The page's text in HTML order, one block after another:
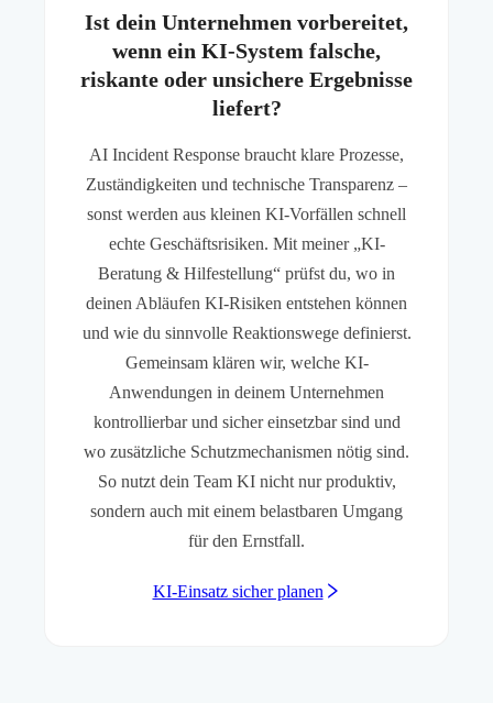
Ist dein Unternehmen vorbereitet,
wenn ein KI-System falsche,
riskante oder unsichere Ergebnisse
liefert?
AI Incident Response braucht klare Prozesse,
Zuständigkeiten und technische Transparenz –
sonst werden aus kleinen KI-Vorfällen schnell
echte Geschäftsrisiken. Mit meiner „KI-
Beratung & Hilfestellung“ prüfst du, wo in
deinen Abläufen KI-Risiken entstehen können
und wie du sinnvolle Reaktionswege definierst.
Gemeinsam klären wir, welche KI-
Anwendungen in deinem Unternehmen
kontrollierbar und sicher einsetzbar sind und
wo zusätzliche Schutzmechanismen nötig sind.
So nutzt dein Team KI nicht nur produktiv,
sondern auch mit einem belastbaren Umgang
für den Ernstfall.
KI-Einsatz sicher planen